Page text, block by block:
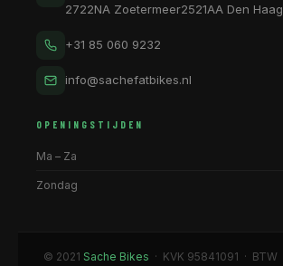
2722NA Zoetermeer2521AA Den Haag
+31 85 060 9232
info@sachefatbikes.nl
OPENINGSTIJDEN
Ma – Za
Zondag
© 2021 Sache Bikes · KVK 95841091 · BTW